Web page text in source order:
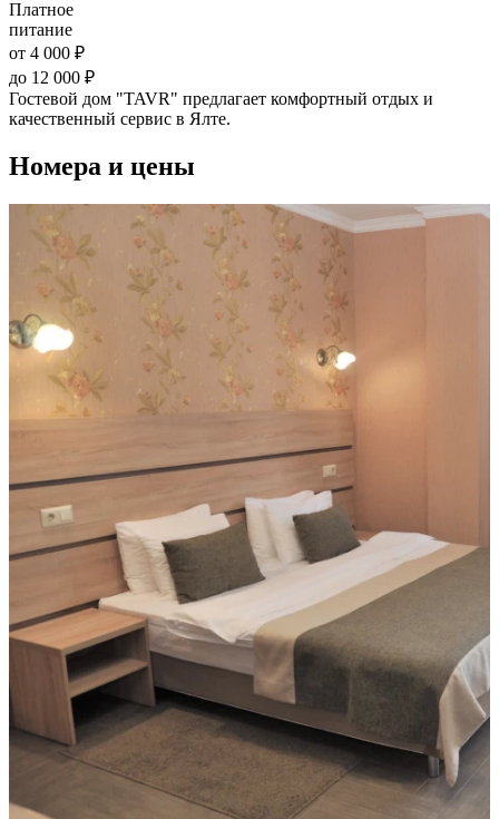
Платное
питание
от 4 000 ₽
до 12 000 ₽
Гостевой дом "TAVR" предлагает комфортный отдых и
качественный сервис в Ялте.
Номера и цены